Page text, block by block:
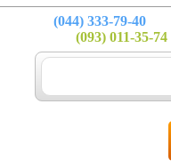
(044) 333-79-40
(093) 011-35-74